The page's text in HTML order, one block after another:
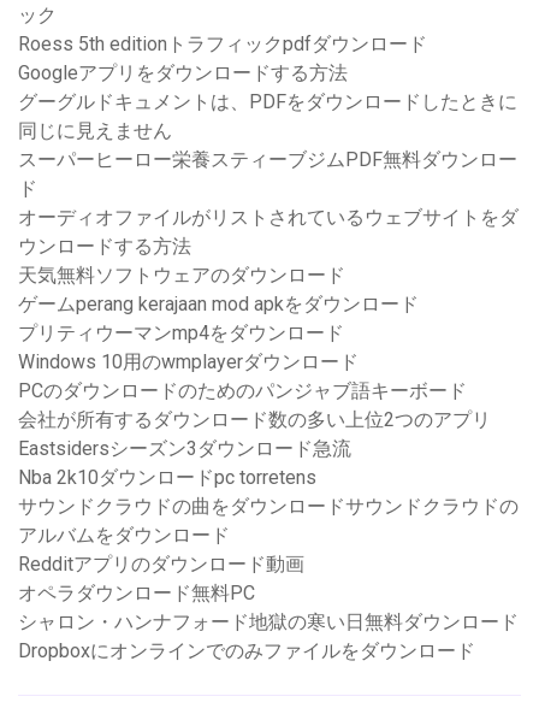
ック
Roess 5th editionトラフィックpdfダウンロード
Googleアプリをダウンロードする方法
グーグルドキュメントは、PDFをダウンロードしたときに
同じに見えません
スーパーヒーロー栄養スティーブジムPDF無料ダウンロー
ド
オーディオファイルがリストされているウェブサイトをダ
ウンロードする方法
天気無料ソフトウェアのダウンロード
ゲームperang kerajaan mod apkをダウンロード
プリティウーマンmp4をダウンロード
Windows 10用のwmplayerダウンロード
PCのダウンロードのためのパンジャブ語キーボード
会社が所有するダウンロード数の多い上位2つのアプリ
Eastsidersシーズン3ダウンロード急流
Nba 2k10ダウンロードpc torretens
サウンドクラウドの曲をダウンロードサウンドクラウドの
アルバムをダウンロード
Redditアプリのダウンロード動画
オペラダウンロード無料PC
シャロン・ハンナフォード地獄の寒い日無料ダウンロード
Dropboxにオンラインでのみファイルをダウンロード